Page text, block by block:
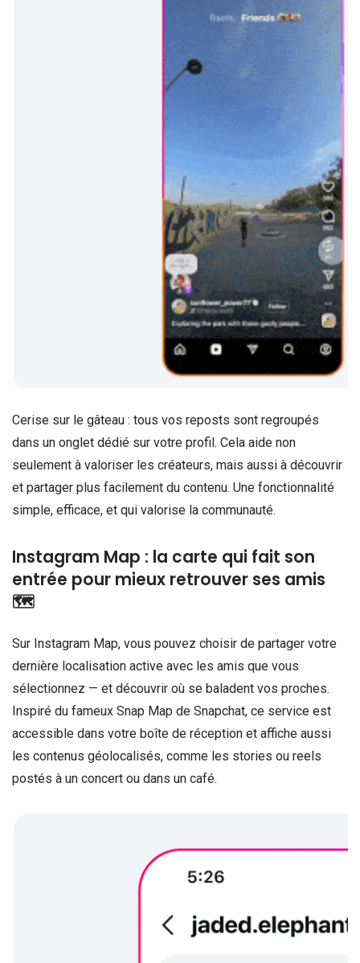
Cerise sur le gâteau : tous vos reposts sont regroupés
dans un onglet dédié sur votre profil. Cela aide non
seulement à valoriser les créateurs, mais aussi à découvrir
et partager plus facilement du contenu. Une fonctionnalité
simple, efficace, et qui valorise la communauté.
Instagram Map : la carte qui fait son
entrée pour mieux retrouver ses amis
🗺️
Sur Instagram Map, vous pouvez choisir de partager votre
dernière localisation active avec les amis que vous
sélectionnez — et découvrir où se baladent vos proches.
Inspiré du fameux Snap Map de Snapchat, ce service est
accessible dans votre boîte de réception et affiche aussi
les contenus géolocalisés, comme les stories ou reels
postés à un concert ou dans un café.